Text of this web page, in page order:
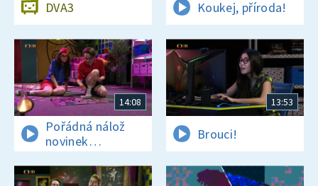
DVA3 Koukej, příroda!
14:08
Pořádná nálož
novinek
a zajímavostí
13:53
Brouci!